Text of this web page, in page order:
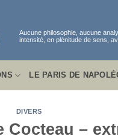
Aucune philosophie, aucune
intensité, en plénitude de sens,
LE PARIS DE
DIVERS
Cocteau –